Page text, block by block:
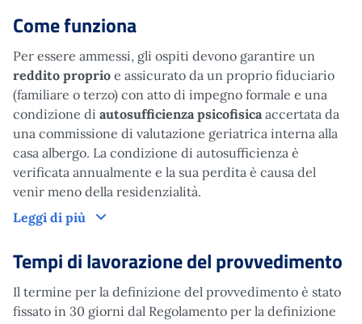
Come funziona
Per essere ammessi, gli ospiti devono garantire un
reddito proprio e assicurato da un proprio fiduciario
(familiare o terzo) con atto di impegno formale e una
condizione di autosufficienza psicofisica accertata da
una commissione di valutazione geriatrica interna alla
casa albergo. La condizione di autosufficienza è
verificata annualmente e la sua perdita è causa del
venir meno della residenzialità.
Leggi di più
Come funziona
Tempi di lavorazione del provvedimento
Il termine per la definizione del provvedimento è stato
fissato in 30 giorni dal Regolamento per la definizione